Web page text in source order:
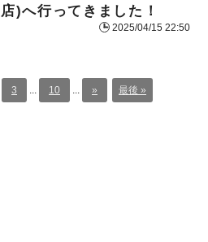
店)へ行ってきました！
2025/04/15 22:50
3 ... 10 ... » 最後 »